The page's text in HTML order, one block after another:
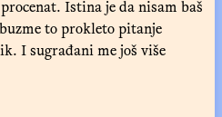
Istina je da nisam baš
to prokleto pitanje
I sugrađani me još više